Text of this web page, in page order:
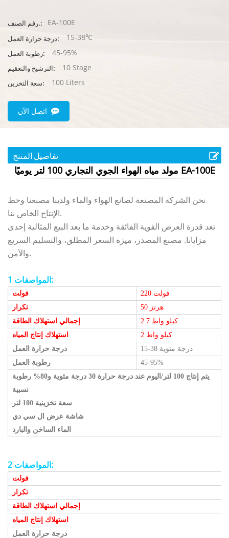
رقم الصنف.: EA-100E
درجة حرارة العمل: 15-38℃
رطوبة العمل: 45-95%
الترشيح والتعقيم: 10 Stage
سعة التخزين: 100 Liters
اتصل الآن
تفاصيل المنتج
مولد مياه الهواء الجوي التجاري 100 لتر يوميًا EA-100E
نحن الشركة المصنعة لصانع الهواء والماء ولدينا مصنعنا وخط
الإنتاج الخاص بنا.
تعد قدرة العرض القوية الفائقة وخدمة ما بعد البيع المثالية إحدى
مزايانا. مصنع المصدر، ميزة السعر المطلق، والتسليم السريع
والآمن.
المواصفات 1:
فولت
220 فولت
تكرار
50 هرتز
إجمالي استهلاك الطاقة
2.7 كيلو واط
استهلاك إنتاج المياه
2 كيلو واط
درجة حرارة العمل
15-38 درجة مئوية
رطوبة العمل
45-95%
يتم إنتاج 100 لتر/اليوم عند درجة حرارة 30
درجة مئوية
و80% رطوبة
نسبية
سعة تخزينية 100 لتر
شاشة عرض ال سي دي
الماء الساخن والبارد
المواصفات 2:
فولت
تكرار
إجمالي استهلاك الطاقة
استهلاك إنتاج المياه
درجة حرارة العمل